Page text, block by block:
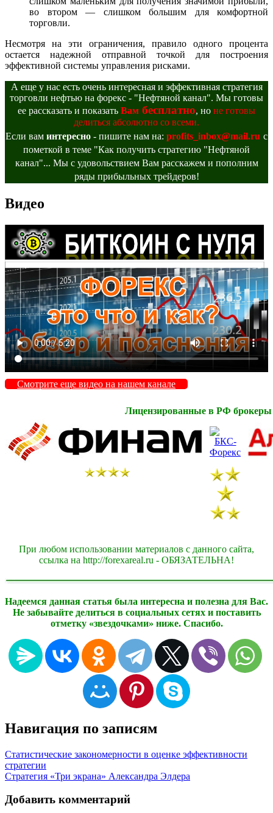
во втором — слишком большим для комфортной
торговли.
Несмотря на эти ограничения, правило одного процента
остается надежной отправной точкой для построения
эффективной системы управления рисками.
А еще у нас есть очень интересная и эффективная стратегия
торговли нефтью на форекс - "Нефтяной канал". Мы готовы
ее рассказать и показать Вам бесплатно, но не готовы
делиться абсолютно со всеми.
Если вам интересно - пишите нам на: profits_inbox@mail.ru с
пометкой в теме "Как получить стратегию "Нефтяной
канал"... Мы с удовольствием Вам расскажем и пополним
ряды прибыльных трейдеров!
Видео
Смотрите еще видео на нашем канале
Лицензированные в РФ брокеры
При любом использовании материалов с данного сайта,
ссылка на http://forexareal.ru - ОБЯЗАТЕЛЬНА!
Надеемся данная статья была интересна и полезна для Вас.
Не забывайте делиться в социальных сетях и поставить
отметку «звездочками» ниже. Спасибо.
Навигация по записям
Статистические закономерности в оценке эффективности
стратегии
Стратегия «Три экрана» Александра Элдера
Добавить комментарий